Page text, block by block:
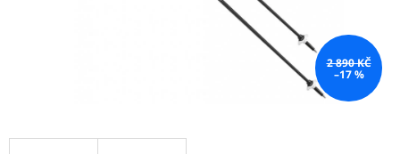
2 890 KČ
–17 %